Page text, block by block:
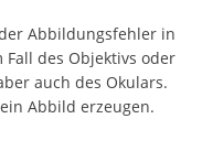
Abbildungsfehler in
des Objektivs oder
auch des Okulars.
Abbild erzeugen.